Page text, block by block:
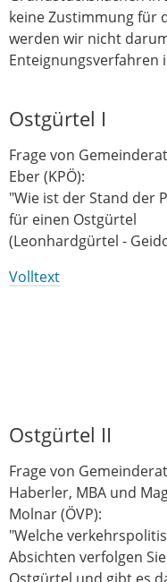
keine Zustimmung für
werden wir nicht
Enteignungsverfahren
Ostgürtel I
Frage von
Eber (KPÖ):
"Wie ist der Stand der
für einen Ostgürtel
(Leonhardgürtel -
Volltext
Ostgürtel II
Frage von
Haberler, MBA und
Molnar (ÖVP):
"Welche
Absichten verfolgen
Ostgürtel und gibt es